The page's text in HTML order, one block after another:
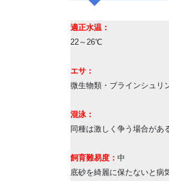
適正水温：
22～26℃
エサ：
微生物類・ブラインシュリ
混泳：
同種は激しく争う場合があ
飼育難易度： 中
底砂を綺麗に保たないと病